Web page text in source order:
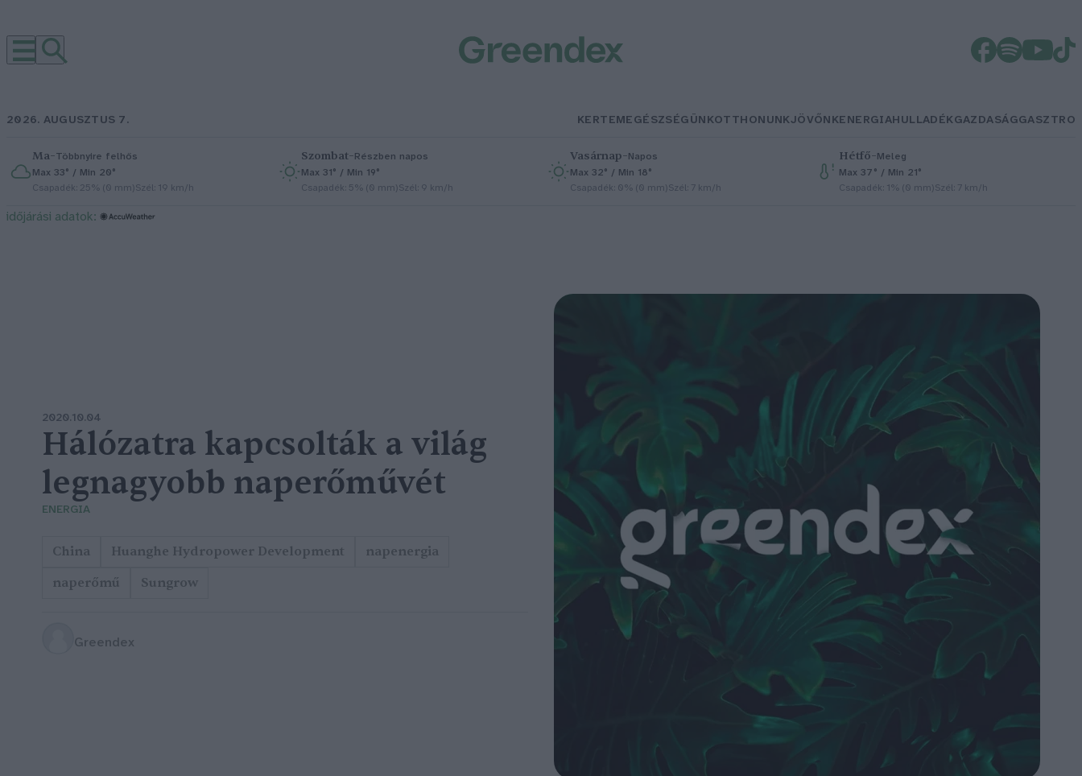
2026. AUGUSZTUS 7. KERTEMEGÉSZSÉGÜNKOTTHONUNKJÖVŐNKENERGIAHULLADÉKGAZDASÁGGASZTRO
Ma–Többnyire felhős
Max 33° / Min 20°
Csapadék: 25% (0 mm)Szél: 19 km/h
Szombat–Részben napos
Max 31° / Min 19°
Csapadék: 5% (0 mm)Szél: 9 km/h
Vasárnap–Napos
Max 32° / Min 18°
Csapadék: 0% (0 mm)Szél: 7 km/h
Hétfő–Meleg
Max 37° / Min 21°
Csapadék: 1% (0 mm)Szél: 7 km/h
időjárási adatok:
2020.10.04
Hálózatra kapcsolták a világ
legnagyobb naperőművét
ENERGIA
China Huanghe Hydropower Development
napenergia
naperőmű
Sungrow
Greendex